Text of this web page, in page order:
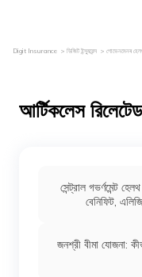
Digit Insurance ডিজিট ইন্স্যুরেন্স গোভেনমেনৰ
আর্টিকলেস
সেন্ট্রাল গভর্ণমেন্ট
বেনিফিট,
জনশ্রী বীমা যোজনা: